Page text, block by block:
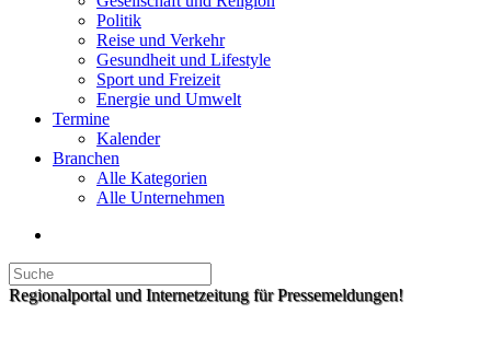
Politik
Reise und Verkehr
Gesundheit und Lifestyle
Sport und Freizeit
Energie und Umwelt
Termine
Kalender
Branchen
Alle Kategorien
Alle Unternehmen
Regionalportal und Internetzeitung für Pressemeldungen!